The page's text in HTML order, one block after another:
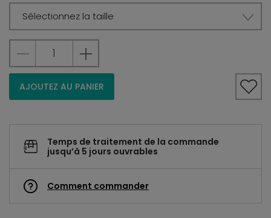
Sélectionnez la taille
AJOUTEZ AU PANIER
Temps de traitement de la commande
jusqu’à 5 jours ouvrables
Comment commander